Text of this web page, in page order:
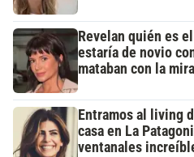
Revelan quién es
estaría de novio
mataban con la
Entramos al living
casa en La
ventanales